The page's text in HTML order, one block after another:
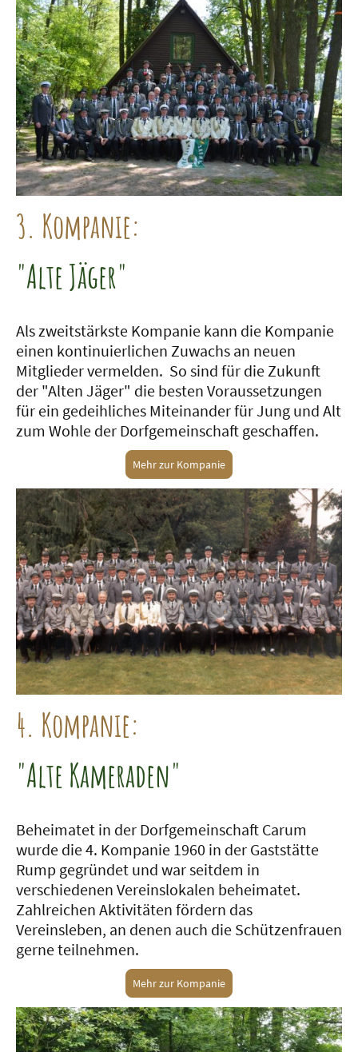
3. Kompanie:
"Alte Jäger"
Als zweitstärkste Kompanie kann die Kompanie
einen kontinuierlichen Zuwachs an neuen
Mitglieder vermelden. So sind für die Zukunft
der "Alten Jäger" die besten Voraussetzungen
für ein gedeihliches Miteinander für Jung und Alt
zum Wohle der Dorfgemeinschaft geschaffen.
Mehr zur Kompanie
4. Kompanie:
"Alte Kameraden"
Beheimatet in der Dorfgemeinschaft Carum
wurde die 4. Kompanie 1960 in der Gaststätte
Rump gegründet und war seitdem in
verschiedenen Vereinslokalen beheimatet.
Zahlreichen Aktivitäten fördern das
Vereinsleben, an denen auch die Schützenfrauen
gerne teilnehmen.
Mehr zur Kompanie